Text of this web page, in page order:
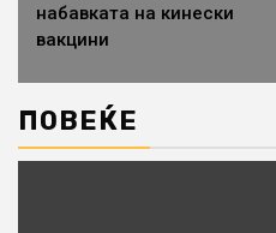
набавката на кинески
вакцини
ПОВЕЌЕ